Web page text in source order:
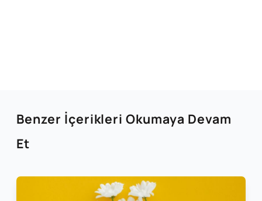
Benzer İçerikleri Okumaya Devam
Et